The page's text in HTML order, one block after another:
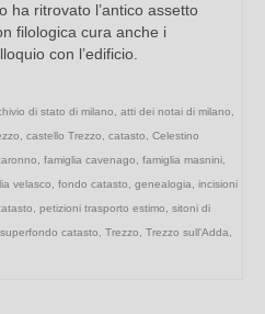
ha ritrovato l’antico assetto
filologica cura anche i
con l’edificio.
di stato di milano atti dei notai di milano
castello Trezzo catasto
Celestino
famiglia cavenago famiglia masnini
velasco fondo catasto genealogia
incisioni
petizioni trasporto estimo
sitoni di
superfondo catasto Trezzo Trezzo sull'Adda